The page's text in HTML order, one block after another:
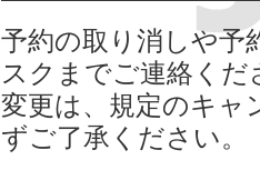
予約の取り消しや予
スクまでご連絡くだ
変更は、規定のキャ
ずご了承ください。